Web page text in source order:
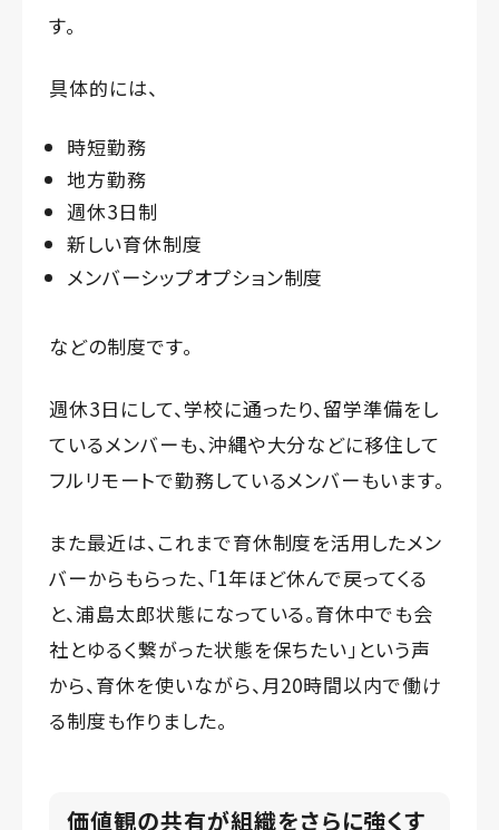
す。
具体的には、
時短勤務
地方勤務
週休3日制
新しい育休制度
メンバーシップオプション制度
などの制度です。
週休3日にして、学校に通ったり、留学準備をし
ているメンバーも、沖縄や大分などに移住して
フルリモートで勤務しているメンバーもいます。
また最近は、これまで育休制度を活用したメン
バーからもらった、「1年ほど休んで戻ってくる
と、浦島太郎状態になっている。育休中でも会
社とゆるく繋がった状態を保ちたい」という声
から、育休を使いながら、月20時間以内で働け
る制度も作りました。
価値観の共有が組織をさらに強くす